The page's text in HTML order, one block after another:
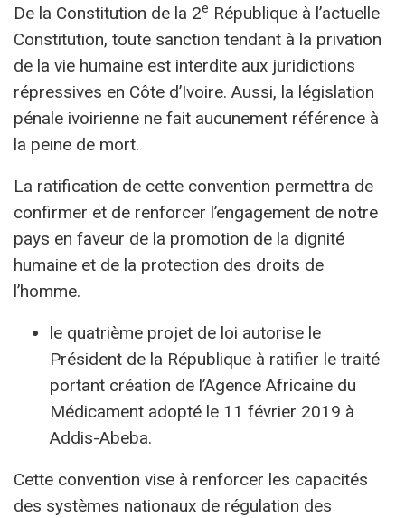
De la Constitution de la 2e République à l’actuelle
Constitution, toute sanction tendant à la privation
de la vie humaine est interdite aux juridictions
répressives en Côte d’Ivoire. Aussi, la législation
pénale ivoirienne ne fait aucunement référence à
la peine de mort.
La ratification de cette convention permettra de
confirmer et de renforcer l’engagement de notre
pays en faveur de la promotion de la dignité
humaine et de la protection des droits de
l’homme.
le quatrième projet de loi autorise le
Président de la République à ratifier le traité
portant création de l’Agence Africaine du
Médicament adopté le 11 février 2019 à
Addis-Abeba.
Cette convention vise à renforcer les capacités
des systèmes nationaux de régulation des